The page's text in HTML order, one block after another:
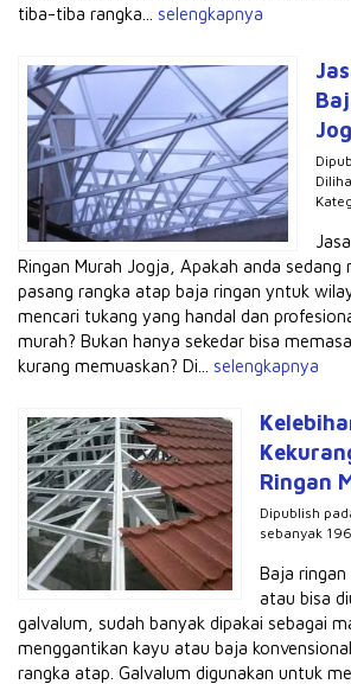
tiba-tiba rangka... selengkapnya
Ringan Murah Jogja, Apakah anda sedang
pasang rangka atap baja ringan yntuk
mencari tukang yang handal dan
murah? Bukan hanya sekedar bisa
kurang memuaskan? Di... selengkapnya
Ringan
Dipublish
sebanyak
Baja
atau bisa
galvalum, sudah banyak dipakai sebagai
menggantikan kayu atau baja
rangka atap. Galvalum digunakan untuk